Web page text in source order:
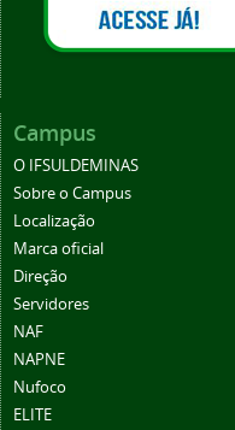
Campus
O IFSULDEMINAS
Sobre o Campus
Localização
Marca oficial
Direção
Servidores
NAF
NAPNE
Nufoco
ELITE